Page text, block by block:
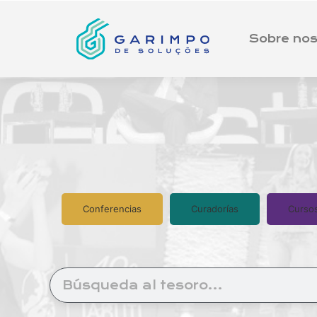
Sobre
Conferencias Curadorías